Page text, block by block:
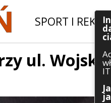
SPORT I
ul. Wojska